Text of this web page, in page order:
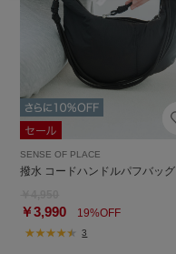
SENSE OF PLACE
撥水 コードハンドルパフバッグ
￥3,990 19%OFF
3